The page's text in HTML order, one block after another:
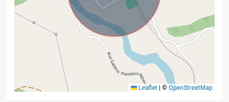
Leaflet © OpenStreetMap